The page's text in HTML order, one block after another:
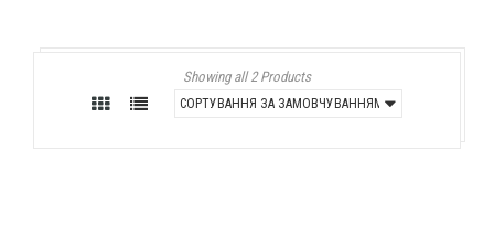
Showing all 2 Products